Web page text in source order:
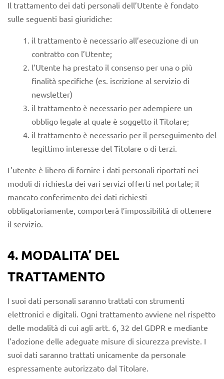
Il trattamento dei dati personali dell’Utente è fondato
sulle seguenti basi giuridiche:
il trattamento è necessario all’esecuzione di un
contratto con l’Utente;
l’Utente ha prestato il consenso per una o più
finalità specifiche (es. iscrizione al servizio di
newsletter)
il trattamento è necessario per adempiere un
obbligo legale al quale è soggetto il Titolare;
il trattamento è necessario per il perseguimento del
legittimo interesse del Titolare o di terzi.
L’utente è libero di fornire i dati personali riportati nei
moduli di richiesta dei vari servizi offerti nel portale; il
mancato conferimento dei dati richiesti
obbligatoriamente, comporterà l’impossibilità di ottenere
il servizio.
4. MODALITA’ DEL
TRATTAMENTO
I suoi dati personali saranno trattati con strumenti
elettronici e digitali. Ogni trattamento avviene nel rispetto
delle modalità di cui agli artt. 6, 32 del GDPR e mediante
l’adozione delle adeguate misure di sicurezza previste. I
suoi dati saranno trattati unicamente da personale
espressamente autorizzato dal Titolare.